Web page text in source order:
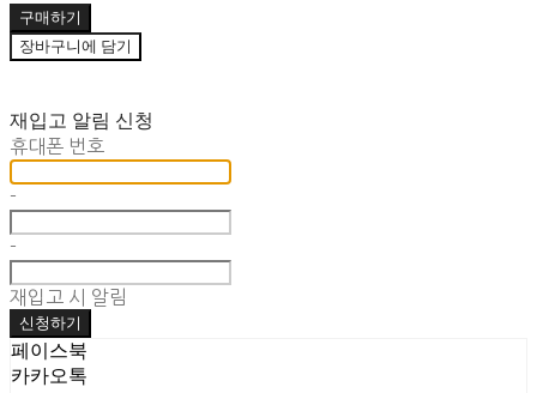
구매하기
장바구니에 담기
재입고 알림 신청
휴대폰 번호
-
-
재입고 시 알림
신청하기
페이스북
카카오톡